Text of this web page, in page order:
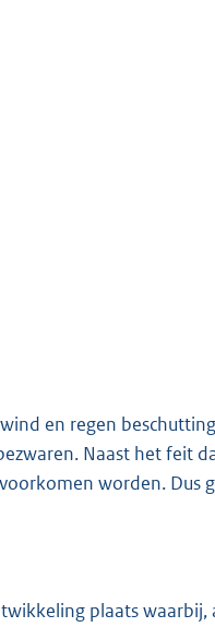
en regen
Naast het feit
worden. Dus
plaats waarbij,